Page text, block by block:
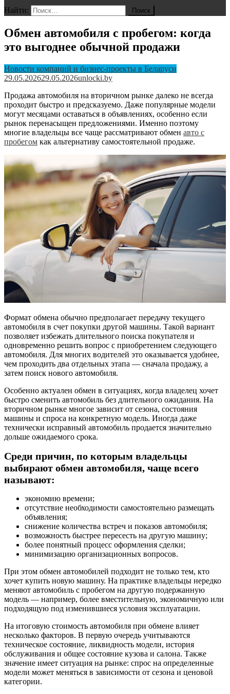
Найти:
Обмен автомобиля с пробегом: когда
это выгоднее обычной продажи
Новости компаний и бизнес-проекты в Беларуси
29.05.202629.05.2026unlocki.by
Продажа автомобиля на вторичном рынке далеко не всегда
проходит быстро и предсказуемо. Даже популярные модели
могут месяцами оставаться в объявлениях, особенно если
рынок перенасыщен предложениями. Именно поэтому
многие владельцы все чаще рассматривают обмен авто с
пробегом как альтернативу самостоятельной продаже.
Формат обмена обычно предполагает передачу текущего
автомобиля в счет покупки другой машины. Такой вариант
позволяет избежать длительного поиска покупателя и
одновременно решить вопрос с приобретением следующего
автомобиля. Для многих водителей это оказывается удобнее,
чем проходить два отдельных этапа — сначала продажу, а
затем поиск нового автомобиля.
Особенно актуален обмен в ситуациях, когда владелец хочет
быстро сменить автомобиль без длительного ожидания. На
вторичном рынке многое зависит от сезона, состояния
машины и спроса на конкретную модель. Иногда даже
технически исправный автомобиль продается значительно
дольше ожидаемого срока.
Среди причин, по которым владельцы
выбирают обмен автомобиля, чаще всего
называют:
экономию времени;
отсутствие необходимости самостоятельно размещать
объявления;
снижение количества встреч и показов автомобиля;
возможность быстрее пересесть на другую машину;
более понятный процесс оформления сделки;
минимизацию организационных вопросов.
При этом обмен автомобилей подходит не только тем, кто
хочет купить новую машину. На практике владельцы нередко
меняют автомобиль с пробегом на другую подержанную
модель — например, более вместительную, экономичную или
подходящую под изменившиеся условия эксплуатации.
На итоговую стоимость автомобиля при обмене влияет
несколько факторов. В первую очередь учитываются
техническое состояние, ликвидность модели, история
обслуживания и общее состояние кузова и салона. Также
значение имеет ситуация на рынке: спрос на определенные
модели может меняться в зависимости от сезона и ценовой
категории.